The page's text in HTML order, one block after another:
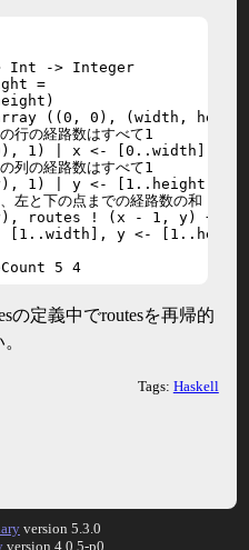
Int -> Integer
=
((0, 0), (width,
の経路数はすべて1
1) | x <- [0..width] ]
の経路数はすべて1
1) | y <- [1..height] ]
と下の点までの経路数の和
routes ! (x - 1, y) +
[1..width], y <-
5 4
の定義中でroutesを再帰的
Tags: Haskell
version 5.3.0
version 4.0.5-p0